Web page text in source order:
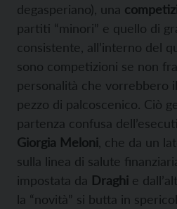
degasperiano), una
partiti “minori” e quello di
consistente, all’interno del
sono competizioni se non
personalità che vorrebbero
pezzo di palcoscenico. Ciò
partenza confusa
Giorgia Meloni , che da un
sulla linea di salute
impostata da Draghi e
la “novità” si butta in